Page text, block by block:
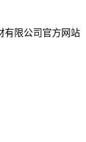
有限公司官方网站